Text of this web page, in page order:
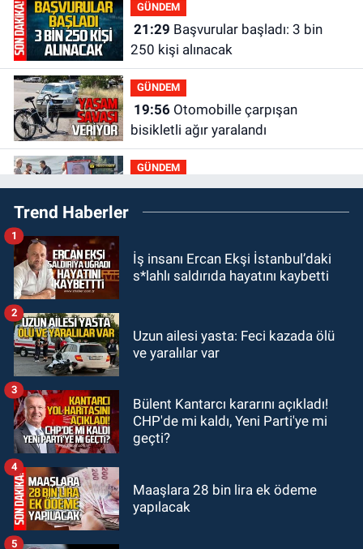
GÜNDEM
21:29
250 kişi alınacak
GÜNDEM
19:56Otomobille çarpışan
bisikletli ağır yaralandı
GÜNDEM
19:46Cumhurbaşkanı Erdoğan’ın
fotoğrafını söküp indirdi
18:48Yeni başkan belli oldu:
Kongrede dostluk mesajları
18:36AK Parti teşkilatları
GÜNDEM
18:18Gurbetçi Elmaslar
Zonguldakspor’a destek oldu
Trend Haberler
İş insanı Ercan Ekşi İstanbul’daki
s*lahlı saldırıda hayatını kaybetti
1
Uzun ailesi yasta: Feci kazada ölü
ve yaralılar var
2
Bülent Kantarcı kararını açıkladı!
CHP'de mi kaldı, Yeni Parti'ye mi
geçti?
3
Maaşlara 28 bin lira ek ödeme
yapılacak
4
5